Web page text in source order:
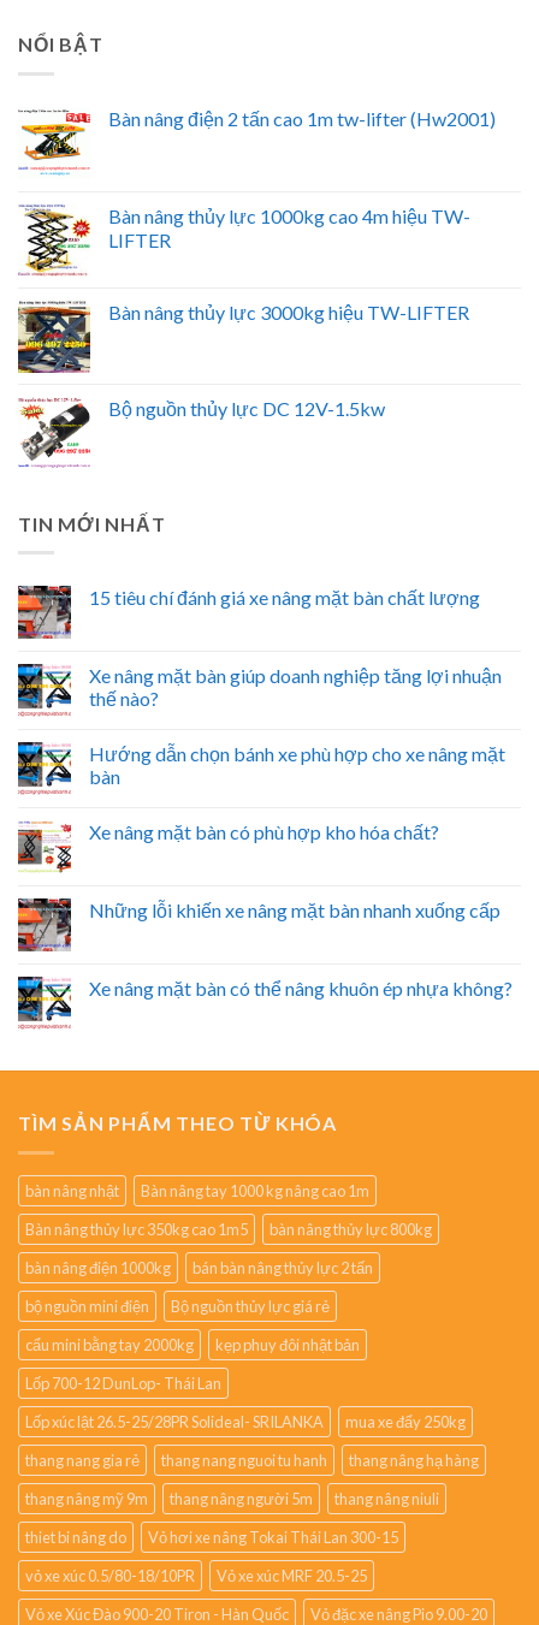
NỔI BẬT
Bàn nâng điện 2 tấn cao 1m tw-lifter (Hw2001)
Bàn nâng thủy lực 1000kg cao 4m hiệu TW-
LIFTER
Bàn nâng thủy lực 3000kg hiệu TW-LIFTER
Bộ nguồn thủy lực DC 12V-1.5kw
TIN MỚI NHẤT
15 tiêu chí đánh giá xe nâng mặt bàn chất lượng
Xe nâng mặt bàn giúp doanh nghiệp tăng lợi nhuận
thế nào?
Hướng dẫn chọn bánh xe phù hợp cho xe nâng mặt
bàn
Xe nâng mặt bàn có phù hợp kho hóa chất?
Những lỗi khiến xe nâng mặt bàn nhanh xuống cấp
Xe nâng mặt bàn có thể nâng khuôn ép nhựa không?
TÌM SẢN PHẨM THEO TỪ KHÓA
bàn nâng nhật
Bàn nâng tay 1000 kg nâng cao 1m
Bàn nâng thủy lực 350kg cao 1m5
bàn nâng thủy lực 800kg
bàn nâng điện 1000kg
bán bàn nâng thủy lực 2 tấn
bộ nguồn mini điện
Bộ nguồn thủy lực giá rẻ
cẩu mini bằng tay 2000kg
kẹp phuy đôi nhật bản
Lốp 700-12 DunLop- Thái Lan
Lốp xúc lật 26.5-25/28PR Solideal- SRILANKA
mua xe đẩy 250kg
thang nang gia rẻ
thang nang nguoi tu hanh
thang nâng hạ hàng
thang nâng mỹ 9m
thang nâng người 5m
thang nâng niuli
thiet bi nâng do
Vỏ hơi xe nâng Tokai Thái Lan 300-15
vỏ xe xúc 0.5/80-18/10PR
Vỏ xe xúc MRF 20.5-25
Vỏ xe Xúc Đào 900-20 Tiron - Hàn Quốc
Vỏ đặc xe nâng Pio 9.00-20